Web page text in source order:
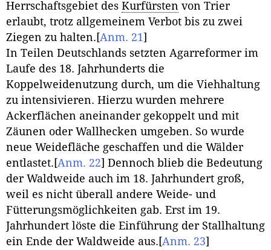
Herrschaftsgebiet des Kurfürsten von Trier
erlaubt, trotz allgemeinem Verbot bis zu zwei
Ziegen zu halten. [Anm. 21]
In Teilen Deutschlands setzten Agarreformer im
Laufe des 18. Jahrhunderts die
Koppelweidenutzung durch, um die Viehhaltung
zu intensivieren. Hierzu wurden mehrere
Ackerflächen aneinander gekoppelt und mit
Zäunen oder Wallhecken umgeben. So wurde
neue Weidefläche geschaffen und die Wälder
entlastet. [Anm. 22] Dennoch blieb die Bedeutung
der Waldweide auch im 18. Jahrhundert groß,
weil es nicht überall andere Weide- und
Fütterungsmöglichkeiten gab. Erst im 19.
Jahrhundert löste die Einführung der Stallhaltung
ein Ende der Waldweide aus. [Anm. 23]